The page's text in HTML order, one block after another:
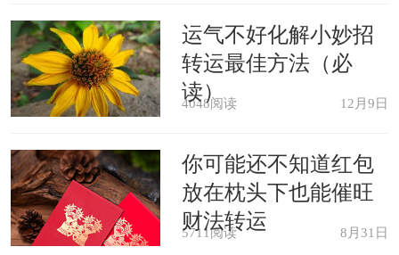
晋升，身居高位。
梦见市长与自己谈话，预示你将得
到被提升或重视的机遇。同时官员的形
象还代表压制的情绪，反映了心中被压
抑的创造力。
运气不好化解小妙招
转运最佳方法（必
读）
4048阅读 12月9日
你可能还不知道红包
放在枕头下也能催旺
财法转运
5711阅读 8月31日